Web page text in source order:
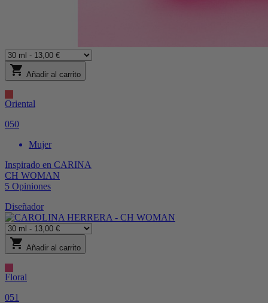
shopping_cart Añadir al carrito
Oriental
050
Mujer
Inspirado en CARINA
CH WOMAN
5 Opiniones
Diseñador
shopping_cart Añadir al carrito
Floral
051